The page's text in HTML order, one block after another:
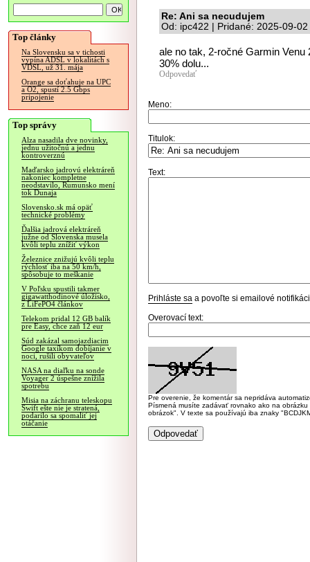
Top články
Na Slovensku sa v tichosti
vypína ADSL v lokalitách s
VDSL, už 31. mája
Orange sa doťahuje na UPC
a O2, spustí 2.5 Gbps
pripojenie
Top správy
Alza nasadila dve novinky,
jednu užitočnú a jednu
kontroverznú
Maďarsko jadrovú elektráreň
nakoniec kompletne
neodstavilo, Rumunsko mení
tok Dunaja
Slovensko.sk má opäť
technické problémy
Ďalšia jadrová elektráreň
južne od Slovenska musela
kvôli teplu znížiť výkon
Železnice znižujú kvôli teplu
rýchlosť iba na 50 km/h,
spôsobuje to meškanie
V Poľsku spustili takmer
gigawatthodinové úložisko,
z LiFePO4 článkov
Telekom pridal 12 GB balík
pre Easy, chce zaň 12 eur
Súd zakázal samojazdiacim
Google taxíkom dobíjanie v
noci, rušili obyvateľov
NASA na diaľku na sonde
Voyager 2 úspešne znížila
spotrebu
Misia na záchranu teleskopu
Swift ešte nie je stratená,
podarilo sa spomaliť jej
otáčanie
Re: Ani sa necudujem
Od: ipc422 | Pridané: 2025-09-02
ale no tak, 2-ročné Garmin
30% dolu...
Odpovedať
Meno:
Titulok:
Text:
Prihláste sa a povoľte si emailové
Overovací text:
Pre overenie, že komentár sa nepridáva
Písmená musíte zadávať rovnako ako na
obrázok". V texte sa používajú iba znaky